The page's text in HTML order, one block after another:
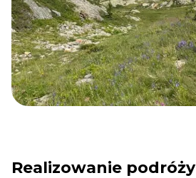
Realizowanie podróży